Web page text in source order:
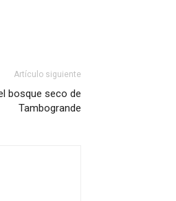
Artículo siguiente
bosque seco de
Tambogrande